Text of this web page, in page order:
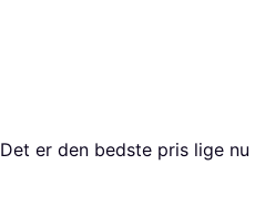
Det er den bedste pris lige nu